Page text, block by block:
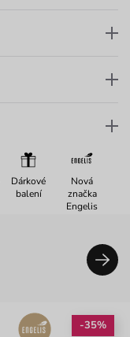
Dárkové
balení
Nová
značka
Engelis
-35%